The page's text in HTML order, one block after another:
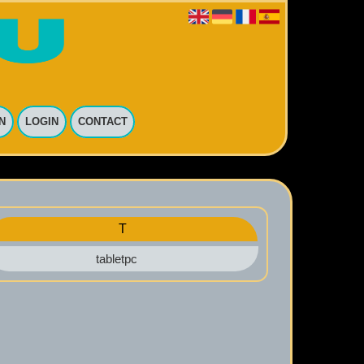
LOGIN CONTACT
T
tabletpc